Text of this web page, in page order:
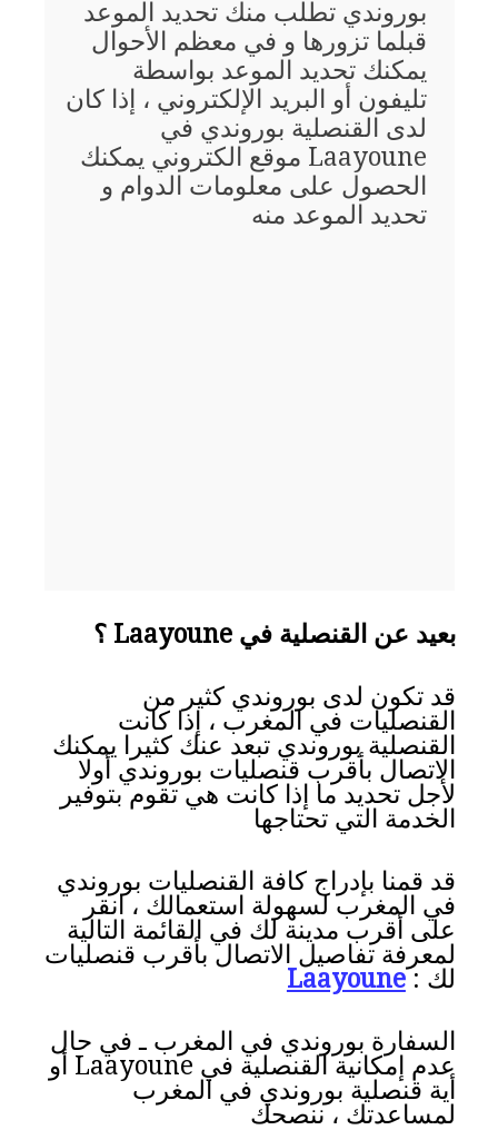
بوروندي تطلب منك تحديد الموعد
قبلما تزورها و في معظم الأحوال
يمكنك تحديد الموعد بواسطة
تليفون أو البريد الإلكتروني ، إذا كان
لدى القنصلية بوروندي في
Laayoune موقع الكتروني يمكنك
الحصول على معلومات الدوام و
تحديد الموعد منه
بعيد عن القنصلية في Laayoune ؟
قد تكون لدى بوروندي كثير من
القنصليات في المغرب ، إذا كانت
القنصلية بوروندي تبعد عنك كثيرا يمكنك
الاتصال بأقرب قنصليات بوروندي أولا
لأجل تحديد ما إذا كانت هي تقوم بتوفير
الخدمة التي تحتاجها
قد قمنا بإدراج كافة القنصليات بوروندي
في المغرب لسهولة استعمالك ، انقر
على أقرب مدينة لك في القائمة التالية
لمعرفة تفاصيل الاتصال بأقرب قنصليات
لك :Laayoune
السفارة بوروندي في المغرب ـ في حال
عدم إمكانية القنصلية في Laayoune أو
أية قنصلية بوروندي في المغرب
لمساعدتك ، ننصحك